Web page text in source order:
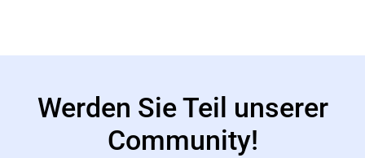
Werden Sie Teil unserer
Community!